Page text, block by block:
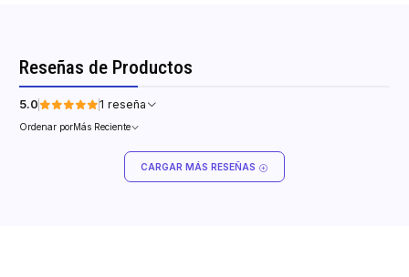
Reseñas de Productos
5.0 1 reseña
Ordenar porMás Reciente
CARGAR MÁS RESEÑAS